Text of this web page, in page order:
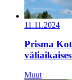
11.11.2024
Prisma
Muut